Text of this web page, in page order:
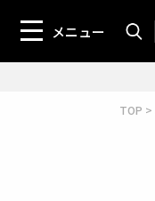
メニュー
TOP